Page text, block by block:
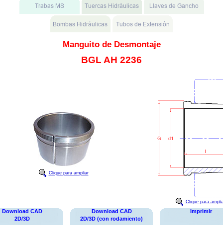
Manguito de Desmontaje
BGL AH 2236
Clique para ampliar
Clique para
Download CAD
2D/3D
Download CAD
2D/3D (con rodamiento)
Imprimir